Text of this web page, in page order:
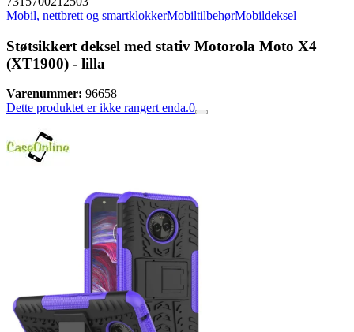
Mobil, nettbrett og smartklokkerMobiltilbehørMobildeksel
Støtsikkert deksel med stativ Motorola Moto X4
(XT1900) - lilla
Varenummer: 96658
Dette produktet er ikke rangert enda.0